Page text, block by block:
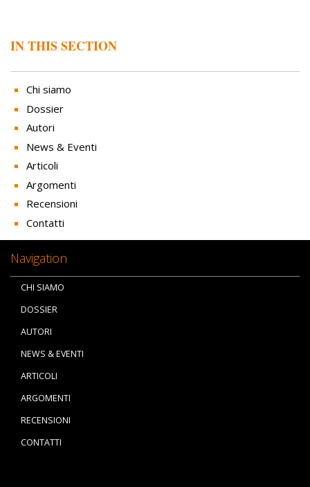
IN THIS SECTION
Chi siamo
Dossier
Autori
News & Eventi
Articoli
Argomenti
Recensioni
Contatti
Navigation
CHI SIAMO
DOSSIER
AUTORI
NEWS & EVENTI
ARTICOLI
ARGOMENTI
RECENSIONI
CONTATTI